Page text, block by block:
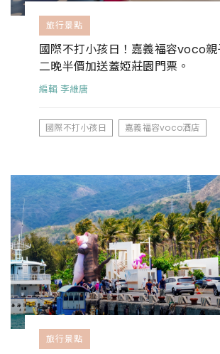
旅行景點
國際不打小孩日！嘉義福容voco
二晚半價加送蓋婭莊園門票。
編輯 李維唐
國際不打小孩日 嘉義福容voco酒店
旅行景點